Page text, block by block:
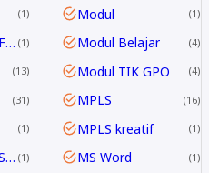
1 Modul 1
Modul Ajar PAI Fase E & F 1 Modul Belajar 4
13 Modul TIK GPO 4
31 MPLS 16
1 MPLS kreatif 1
MPLS SD/SMP/SMA 2024/2025 1 MS Word 1